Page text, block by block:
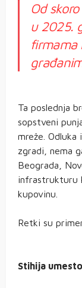
Od
u 2025.
firmama
Ta poslednja
sopstveni
mreže. Odluka
zgradi, nema
Beograda,
infrastrukturu
kupovinu.
Retki su
Stihija